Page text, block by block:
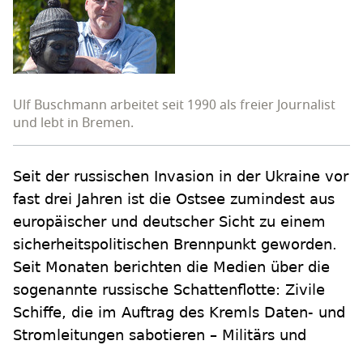
Ulf Buschmann arbeitet seit 1990 als freier Journalist
und lebt in Bremen.
Seit der russischen Invasion in der Ukraine vor
fast drei Jahren ist die Ostsee zumindest aus
europäischer und deutscher Sicht zu einem
sicherheitspolitischen Brennpunkt geworden.
Seit Monaten berichten die Medien über die
sogenannte russische Schattenflotte: Zivile
Schiffe, die im Auftrag des Kremls Daten- und
Stromleitungen sabotieren – Militärs und